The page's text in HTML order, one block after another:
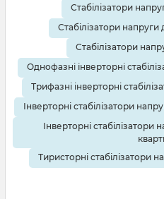
Стабілізатори
Стабілізатори
Стабілізатори
Однофазні інверторні
Трифазні інверторні
Інверторні стабілізатори
Інверторні
Тиристорні стабілізатори